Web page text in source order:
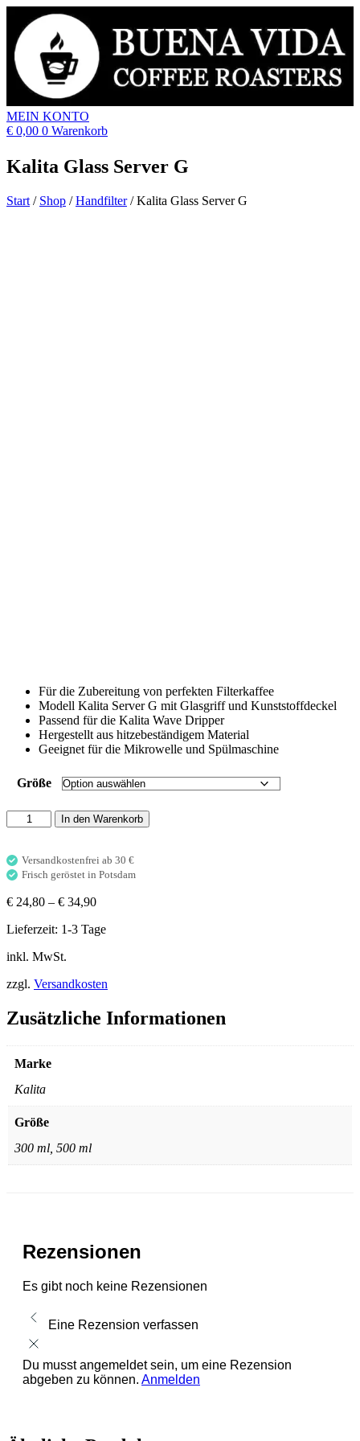
MEIN KONTO
€ 0,00 0 Warenkorb
Kalita Glass Server G
Start / Shop / Handfilter /Kalita Glass Server G
Für die Zubereitung von perfekten Filterkaffee
Modell Kalita Server G mit Glasgriff und Kunststoffdeckel
Passend für die Kalita Wave Dripper
Hergestellt aus hitzebeständigem Material
Geeignet für die Mikrowelle und Spülmaschine
Größe
Kalita
Glass
G
Menge
In den Warenkorb
Versandkostenfrei ab 30 €
Frisch geröstet in Potsdam
€ 24,80 – € 34,90
Lieferzeit: 1-3 Tage
inkl. MwSt.
zzgl. Versandkosten
Zusätzliche Informationen
Marke
Kalita
Größe
300 ml, 500 ml
Rezensionen
Es gibt noch keine Rezensionen
Eine Rezension verfassen
Du musst angemeldet sein, um eine Rezension
abgeben zu können. Anmelden